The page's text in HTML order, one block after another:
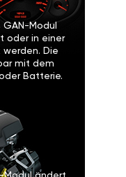
Modul
oder in einer
Die
mit dem
Batterie.